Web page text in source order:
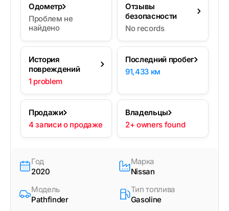
Одометр
Проблем не
найдено
Отзывы
безопасности
No records
История
повреждений
1 problem
Последний пробег
91,433 км
Продажи
4 записи о продаже
Владельцы
2+ owners found
Год
2020
Марка
Nissan
Модель
Pathfinder
Тип топлива
Gasoline